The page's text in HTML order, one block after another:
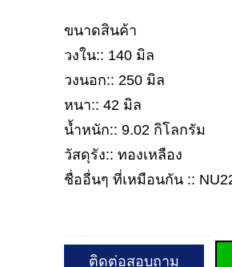
ขนาดสินค้า
วงใน:: 140 มิล
วงนอก:: 250 มิล
หนา:: 42 มิล
น้ำหนัก:: 9.02 กิโลกรัม
วัสดุรัง:: ทองเหลือง
ชื่ออื่นๆ ที่เหมือนกัน ::
ติดต่อสอบถาม